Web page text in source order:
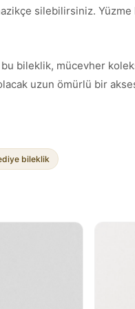
silebilirsiniz. Yüzme
bu bileklik, mücevher
uzun ömürlü bir
bileklik